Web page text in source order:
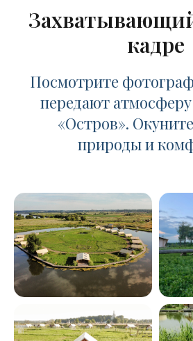
кадре
Посмотрите
передают
«Остров».
природы и